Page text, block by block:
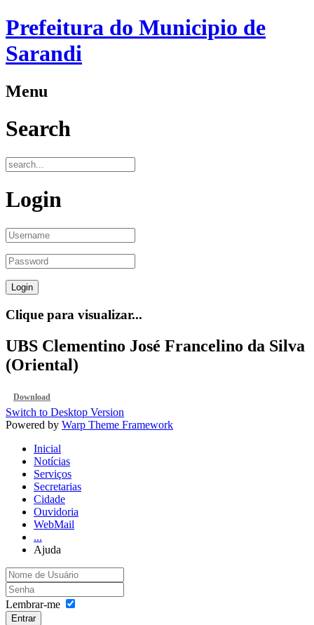
Prefeitura do Municipio de
Sarandi
Menu
Search
Login
Clique para visualizar...
UBS Clementino José Francelino da Silva
(Oriental)
Download
Switch to Desktop Version
Powered by Warp Theme Framework
Inicial
Notícias
Serviços
Secretarias
Cidade
Ouvidoria
WebMail
...
Ajuda
Lembrar-me
Entrar